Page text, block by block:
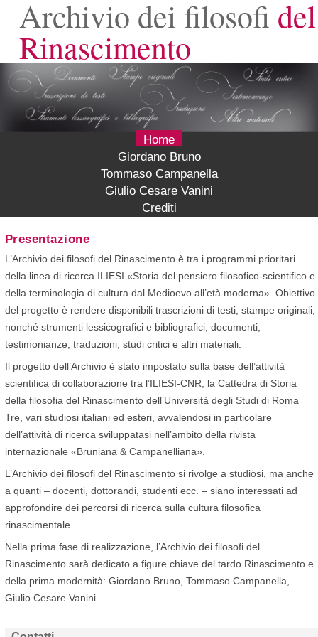
Archivio dei filosofi del
Rinascimento
Home
Giordano Bruno
Tommaso Campanella
Giulio Cesare Vanini
Crediti
Presentazione
L’Archivio dei filosofi del Rinascimento è tra i programmi prioritari
della linea di ricerca ILIESI «Storia del pensiero filosofico-scientifico e
della terminologia di cultura dal Medioevo all’età moderna». Obiettivo
del progetto è rendere disponibili trascrizioni di testi, stampe originali,
nonché strumenti lessicografici e bibliografici, documenti,
testimonianze, traduzioni, studi critici e altri materiali.
Il progetto dell’Archivio è stato impostato sulla base dell’attività
scientifica di collaborazione tra l’ILIESI-CNR, la Cattedra di Storia
della filosofia del Rinascimento dell’Università degli Studi di Roma
Tre, vari studiosi italiani ed esteri, avvalendosi in particolare
dell’attività di ricerca sviluppatasi nell’ambito della rivista
internazionale «Bruniana & Campanelliana».
L’Archivio dei filosofi del Rinascimento si rivolge a studiosi, ma anche
a quanti – docenti, dottorandi, studenti ecc. – siano interessati ad
approfondire dei percorsi di ricerca sulla cultura filosofica
rinascimentale.
Nella prima fase di realizzazione, l’Archivio dei filosofi del
Rinascimento sarà dedicato a figure chiave del tardo Rinascimento e
della prima modernità: Giordano Bruno, Tommaso Campanella,
Giulio Cesare Vanini.